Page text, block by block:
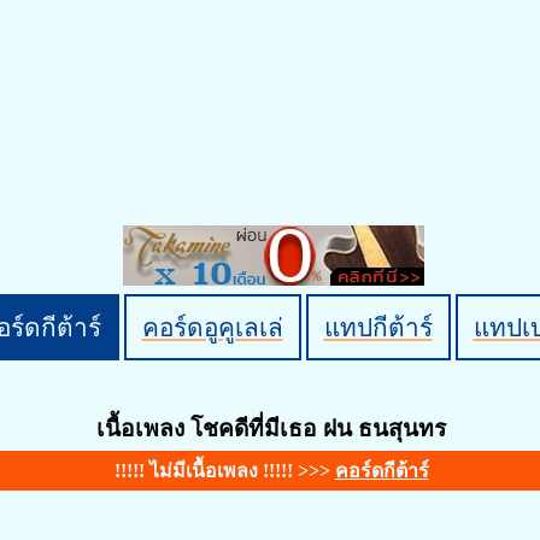
ร์ดกีต้าร์ คอร์ดอูคูเลเล่ แทปกีต้าร์ แทปเ
เนื้อเพลง โชคดีที่มีเธอ ฝน ธนสุนทร
!!!!! ไม่มีเนื้อเพลง !!!!! >>> คอร์ดกีต้าร์